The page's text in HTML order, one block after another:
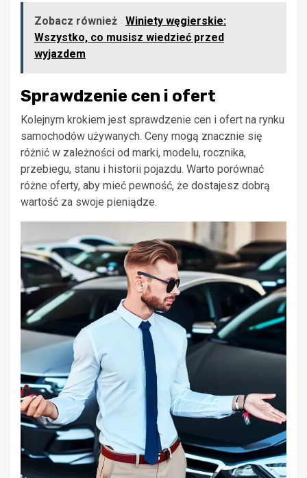
Zobacz również
Winiety węgierskie:
Wszystko, co musisz wiedzieć przed
wyjazdem
Sprawdzenie cen i ofert
Kolejnym krokiem jest sprawdzenie cen i ofert na rynku
samochodów używanych. Ceny mogą znacznie się
różnić w zależności od marki, modelu, rocznika,
przebiegu, stanu i historii pojazdu. Warto porównać
różne oferty, aby mieć pewność, że dostajesz dobrą
wartość za swoje pieniądze.